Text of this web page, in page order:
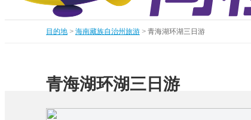
目的地 > 海南藏族自治州旅游 > 青海湖环湖三日游
青海湖环湖三日游